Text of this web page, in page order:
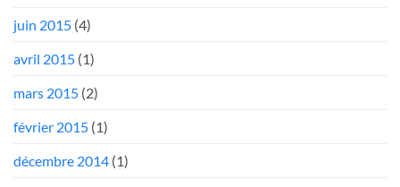
juin 2015 (4)
avril 2015 (1)
mars 2015 (2)
février 2015 (1)
décembre 2014 (1)